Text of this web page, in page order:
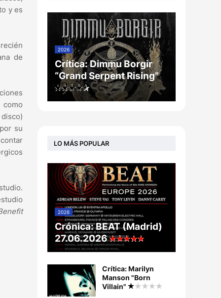
y es
de
su
2026
Crítica: Dimmu Borgir
“Grand Serpent Rising”
LO MÁS POPULAR
2026
Crónica: BEAT (Madrid)
27.06.2026
Crítica: Marilyn
Manson "Born
Villain"